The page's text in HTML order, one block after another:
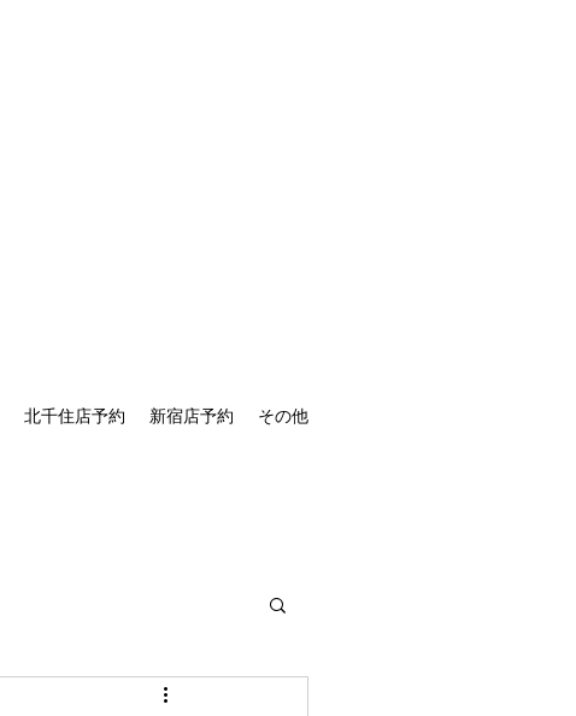
北千住店予約 新宿店予約 その他